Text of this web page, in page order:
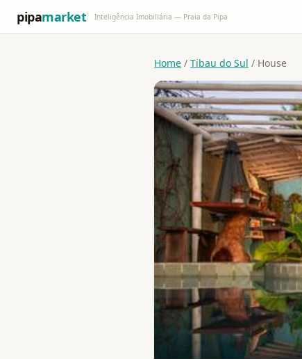
pipamarket Inteligência Imobiliária — Praia da Pipa
Home / Tibau do Sul / House